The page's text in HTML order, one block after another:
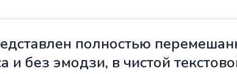
полностью
и без эмодзи, в чистой